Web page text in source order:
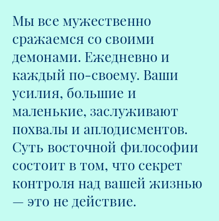
Мы все мужественно
сражаемся со своими
демонами. Ежедневно и
каждый по-своему. Ваши
усилия, большие и
маленькие, заслуживают
похвалы и аплодисментов.
Суть восточной философии
состоит в том, что секрет
контроля над вашей жизнью
— это не действие.